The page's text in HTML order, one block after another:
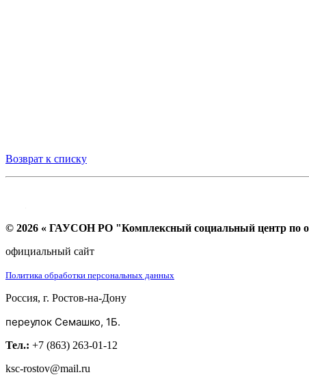
Возврат к списку
© 2026 « ГАУСОН РО "Комплексный социальный центр по
официальный сайт
Политика обработки персональных данных
Россия, г. Ростов-на-Дону
переулок Семашко, 1Б.
Тел.: +7 (863) 263-01-12
ksc-rostov@mail.ru